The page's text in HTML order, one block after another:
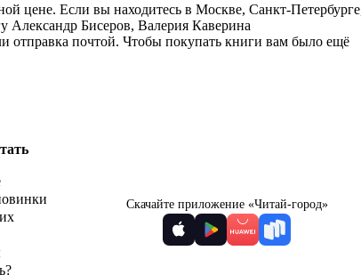
цене. Если вы находитесь в Москве, Санкт-
Александр Бисеров, Валерия Каверина
отправка почтой. Чтобы покупать книги вам было ещё
Скачайте приложение «Читай-город»